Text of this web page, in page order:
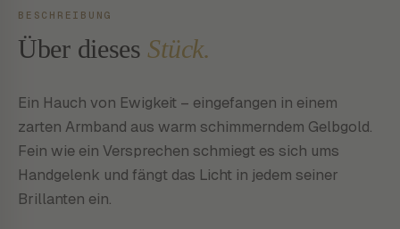
BESCHREIBUNG
Über dieses Stück.
Ein Hauch von Ewigkeit – eingefangen in einem
zarten Armband aus warm schimmerndem Gelbgold.
Fein wie ein Versprechen schmiegt es sich ums
Handgelenk und fängt das Licht in jedem seiner
Brillanten ein.